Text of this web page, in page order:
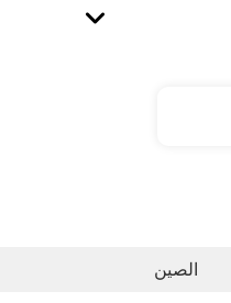
الصين